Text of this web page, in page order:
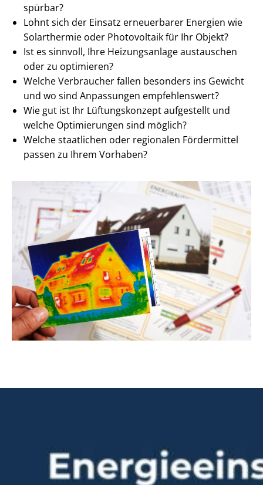
spürbar?
Lohnt sich der Einsatz erneuerbarer Energien wie
Solarthermie oder Photovoltaik für Ihr Objekt?
Ist es sinnvoll, Ihre Heizungsanlage austauschen
oder zu optimieren?
Welche Verbraucher fallen besonders ins Gewicht
und wo sind Anpassungen empfehlenswert?
Wie gut ist Ihr Lüftungskonzept aufgestellt und
welche Optimierungen sind möglich?
Welche staatlichen oder regionalen Fördermittel
passen zu Ihrem Vorhaben?